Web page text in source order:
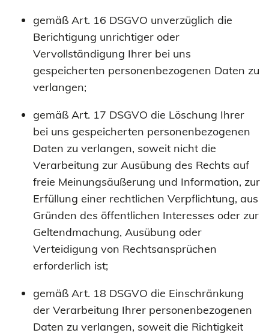
gemäß Art. 16 DSGVO unverzüglich die
Berichtigung unrichtiger oder
Vervollständigung Ihrer bei uns
gespeicherten personenbezogenen Daten zu
verlangen;
gemäß Art. 17 DSGVO die Löschung Ihrer
bei uns gespeicherten personenbezogenen
Daten zu verlangen, soweit nicht die
Verarbeitung zur Ausübung des Rechts auf
freie Meinungsäußerung und Information, zur
Erfüllung einer rechtlichen Verpflichtung, aus
Gründen des öffentlichen Interesses oder zur
Geltendmachung, Ausübung oder
Verteidigung von Rechtsansprüchen
erforderlich ist;
gemäß Art. 18 DSGVO die Einschränkung
der Verarbeitung Ihrer personenbezogenen
Daten zu verlangen, soweit die Richtigkeit